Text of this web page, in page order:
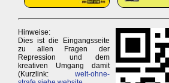
Hinweise:
Dies ist die Eingangsseite
zu allen Fragen der
Repression und dem
kreativen Umgang damit
(Kurzlink:welt-ohne-